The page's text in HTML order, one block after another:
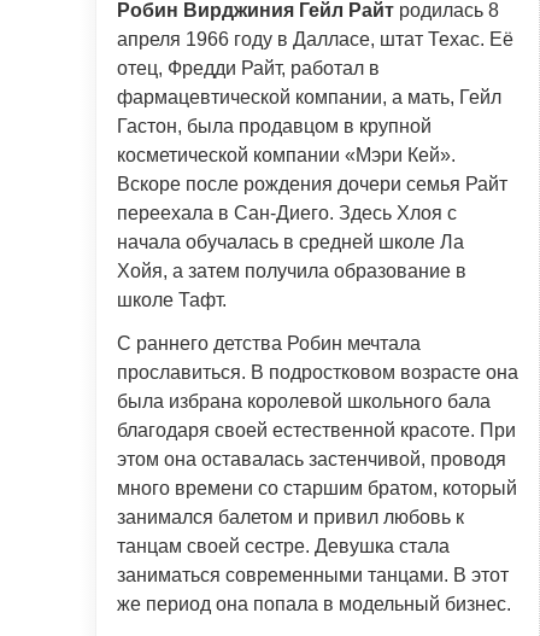
Робин Вирджиния Гейл Райт родилась 8
апреля 1966 году в Далласе, штат Техас. Её
отец, Фредди Райт, работал в
фармацевтической компании, а мать, Гейл
Гастон, была продавцом в крупной
косметической компании «Мэри Кей».
Вскоре после рождения дочери семья Райт
переехала в Сан-Диего. Здесь Хлоя с
начала обучалась в средней школе Ла
Хойя, а затем получила образование в
школе Тафт.
С раннего детства Робин мечтала
прославиться. В подростковом возрасте она
была избрана королевой школьного бала
благодаря своей естественной красоте. При
этом она оставалась застенчивой, проводя
много времени со старшим братом, который
занимался балетом и привил любовь к
танцам своей сестре. Девушка стала
заниматься современными танцами. В этот
же период она попала в модельный бизнес.